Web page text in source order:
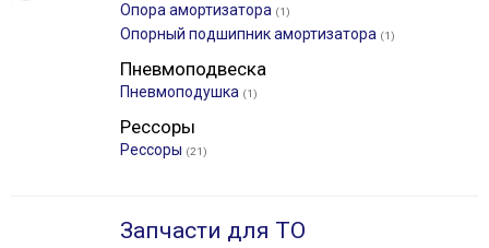
Опора амортизатора (1)
Опорный подшипник амортизатора (1)
Пневмоподвеска
Пневмоподушка (1)
Рессоры
Рессоры (21)
Запчасти для ТО